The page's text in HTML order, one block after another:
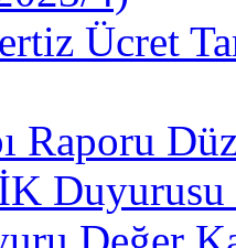
Ücret
Raporu
Duyurusu